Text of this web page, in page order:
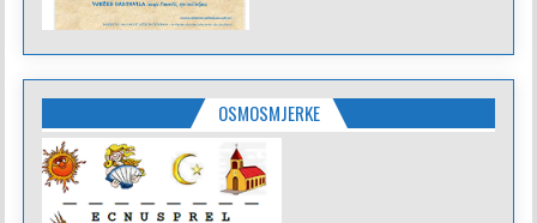
OSMOSMJERKE